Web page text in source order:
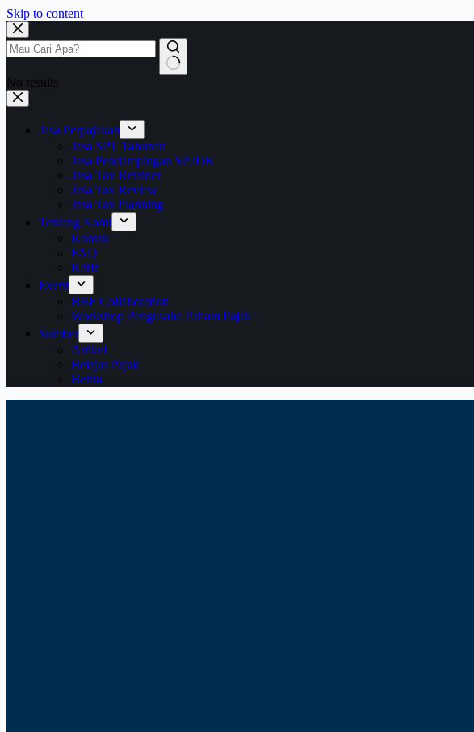
Skip to content
No results
Jasa Perpajakan
Jasa SPT Tahunan
Jasa Pendampingan SP2DK
Jasa Tax Retainer
Jasa Tax Review
Jasa Tax Planning
Tentang Kami
Kontak
FAQ
Karir
Event
BBF Collaboration
Workshop Pengusaha Paham Pajak
Sumber
Artikel
Belajar Pajak
Berita